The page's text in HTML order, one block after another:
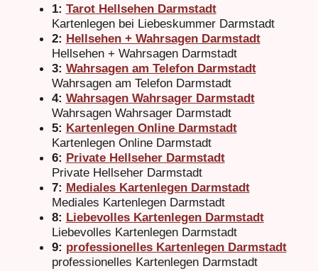
1: Tarot Hellsehen Darmstadt
Kartenlegen bei Liebeskummer Darmstadt
2: Hellsehen + Wahrsagen Darmstadt
Hellsehen + Wahrsagen Darmstadt
3: Wahrsagen am Telefon Darmstadt
Wahrsagen am Telefon Darmstadt
4: Wahrsagen Wahrsager Darmstadt
Wahrsagen Wahrsager Darmstadt
5: Kartenlegen Online Darmstadt
Kartenlegen Online Darmstadt
6: Private Hellseher Darmstadt
Private Hellseher Darmstadt
7: Mediales Kartenlegen Darmstadt
Mediales Kartenlegen Darmstadt
8: Liebevolles Kartenlegen Darmstadt
Liebevolles Kartenlegen Darmstadt
9: professionelles Kartenlegen Darmstadt
professionelles Kartenlegen Darmstadt